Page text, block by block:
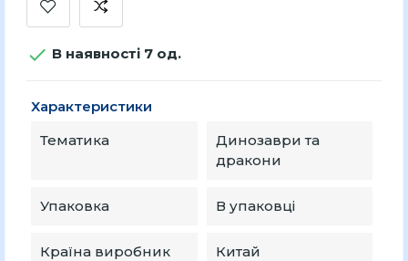
 В наявності 7 од.
Характеристики
Тематика
Динозаври та
дракони
Упаковка В упаковці
Країна виробник Китай